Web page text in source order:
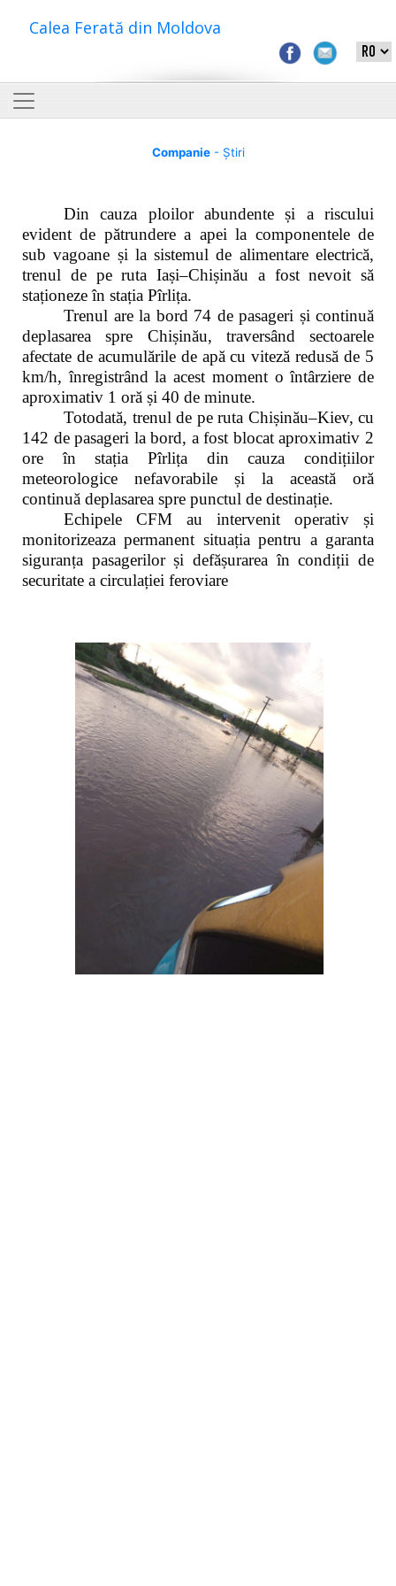
Calea Ferată din Moldova
Companie- Știri
Din cauza ploilor abundente și a riscului
evident de pătrundere a apei la componentele de
sub vagoane și la sistemul de alimentare electrică,
trenul de pe ruta Iași–Chișinău a fost nevoit să
staționeze în stația Pîrlița.
Trenul are la bord 74 de pasageri și continuă
deplasarea spre Chișinău, traversând sectoarele
afectate de acumulările de apă cu viteză redusă de 5
km/h, înregistrând la acest moment o întârziere de
aproximativ 1 oră și 40 de minute.
Totodată, trenul de pe ruta Chișinău–Kiev, cu
142 de pasageri la bord, a fost blocat aproximativ 2
ore în stația Pîrlița din cauza condițiilor
meteorologice nefavorabile și la această oră
continuă deplasarea spre punctul de destinație.
Echipele CFM au intervenit operativ și
monitorizeaza permanent situația pentru a garanta
siguranța pasagerilor și defășurarea în condiții de
securitate a circulației feroviare